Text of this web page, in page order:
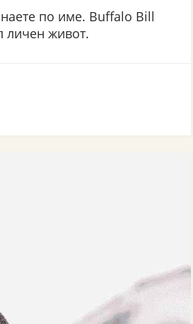
по име. Buffalo Bill
личен живот.